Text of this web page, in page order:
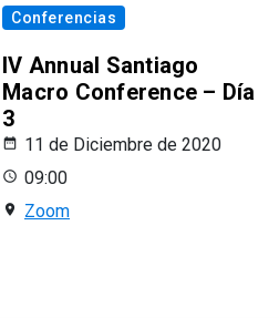
Conferencias
IV Annual Santiago
Macro Conference – Día
3
11 de Diciembre de 2020
09:00
Zoom